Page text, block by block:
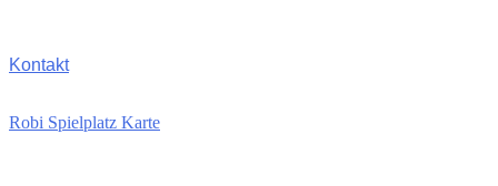
Kontakt
Robi Spielplatz Karte